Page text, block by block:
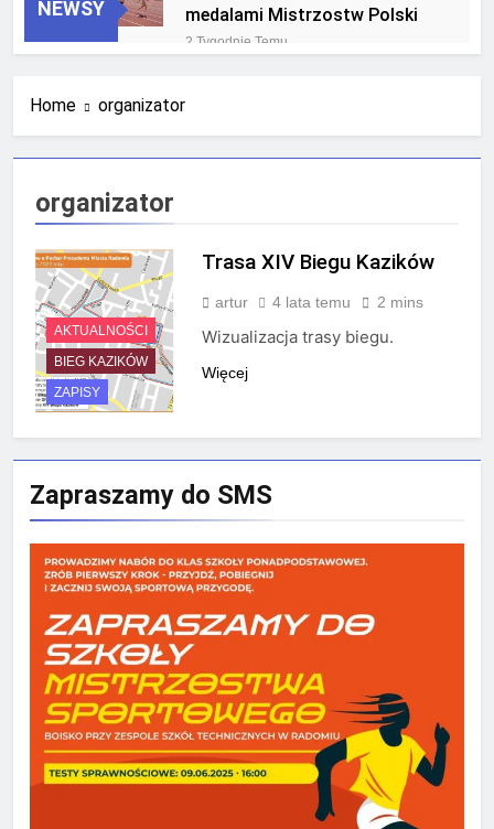
NEWSY
medalami Mistrzostw Polski
2 Tygodnie Temu
mistrzostw Polski U23 w
4 Tygodnie Temu
Home organizator
organizator
AKTUALNOŚCI
BIEG KAZIKÓW
ZAPISY
Trasa XIV Biegu Kazików
artur 4 lata temu 2 mins
Wizualizacja trasy biegu.
Więcej
Zapraszamy do SMS